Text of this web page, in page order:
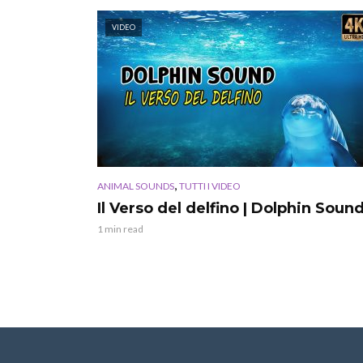
VIDEO
ANIMAL SOUNDS, TUTTI I VIDEO
Il Verso del delfino | Dolphin
1 min read